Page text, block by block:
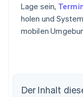
Lage sein,
holen und
mobilen
Der Inhalt
Australien
Português